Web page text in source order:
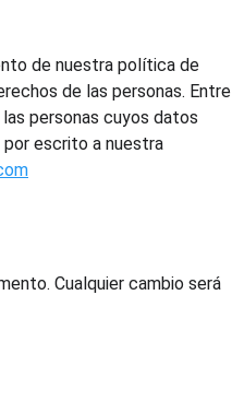
de nuestra política de
de las personas. Entre
personas cuyos datos
escrito a nuestra
Cualquier cambio será